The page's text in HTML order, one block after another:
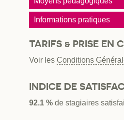
Informations pratiques
TARIFS & PRISE EN
Voir les Conditions
INDICE DE
92.1 % de stagiaires